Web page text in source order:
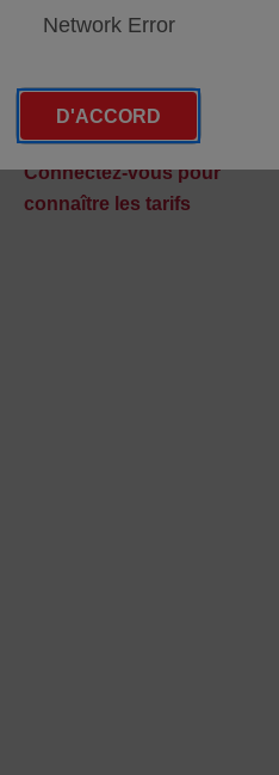
UV) pour SUNTEST CPS+ et
XLS/XLS+ (I)
SKU : 56052371
Connectez-vous pour
connaître les tarifs
Network Error
D'ACCORD